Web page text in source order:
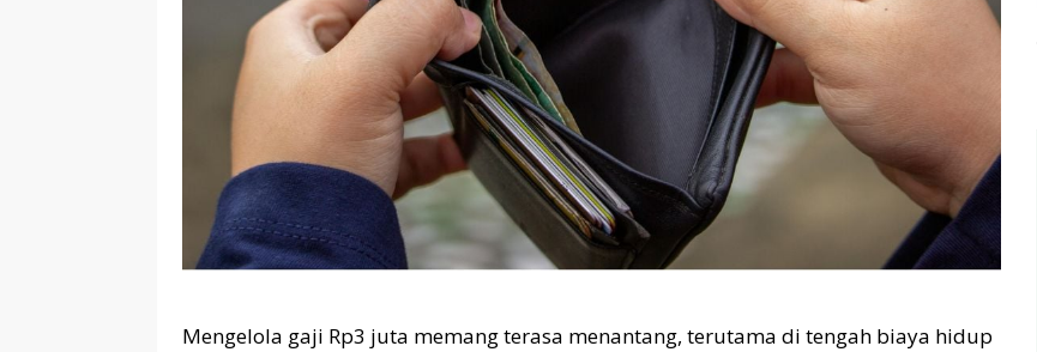
Mengelola gaji Rp3 juta memang terasa menantang, terutama di tengah biaya hidup